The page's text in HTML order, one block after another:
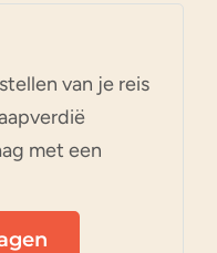
van je reis
met een